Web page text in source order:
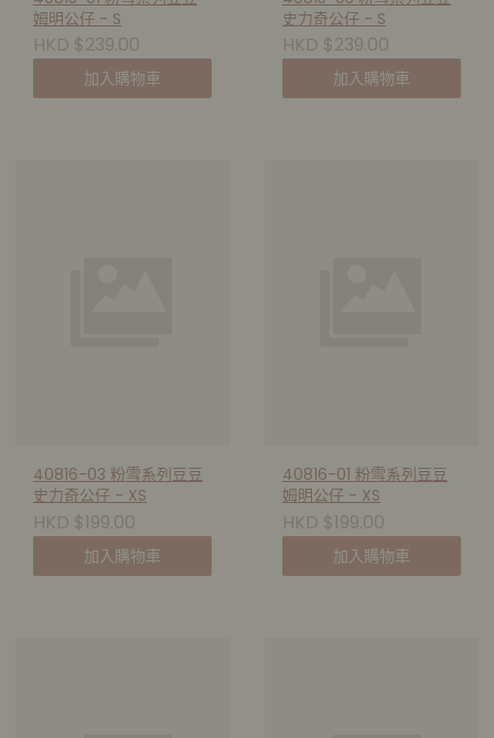
姆明公仔 - S
HKD $239.00
加入購物車
史力奇公仔 - S
HKD $239.00
加入購物車
40816-03 粉雪系列豆豆
史力奇公仔 - XS
HKD $199.00
加入購物車
40816-01 粉雪系列豆豆
姆明公仔 - XS
HKD $199.00
加入購物車